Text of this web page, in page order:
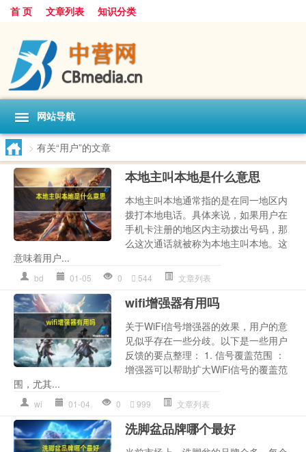
首 页 文章列表 知识分类
网站导航
> 有关“用户”的文章
本地主叫本地是什么意思
本地主叫本地通常指的是在同一地区内
拨打本地电话。具体来说，如果用户在
手机卡注册的地区内主动拨出号码，那
么这次通话就被称为本地主叫本地。这
意味着用户...
bd 01-05 0 544 文章列表
wifi增强器有用吗
关于WiFi信号增强器的效果，用户的意
见似乎存在一些分歧。以下是一些用户
反馈的要点整理： 1. 信号覆盖范围 ：
增强器可以帮助扩大WiFi信号的覆盖范
围，尤其...
wi 01-04 0 999 文章列表
洗脚盆品牌哪个最好